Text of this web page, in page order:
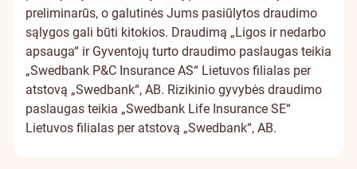
preliminarūs, o galutinės Jums pasiūlytos draudimo
sąlygos gali būti kitokios. Draudimą „Ligos ir nedarbo
apsauga“ ir Gyventojų turto draudimo paslaugas teikia
„Swedbank P&C Insurance AS“ Lietuvos filialas per
atstovą „Swedbank“, AB. Rizikinio gyvybės draudimo
paslaugas teikia „Swedbank Life Insurance SE“
Lietuvos filialas per atstovą „Swedbank“, AB.